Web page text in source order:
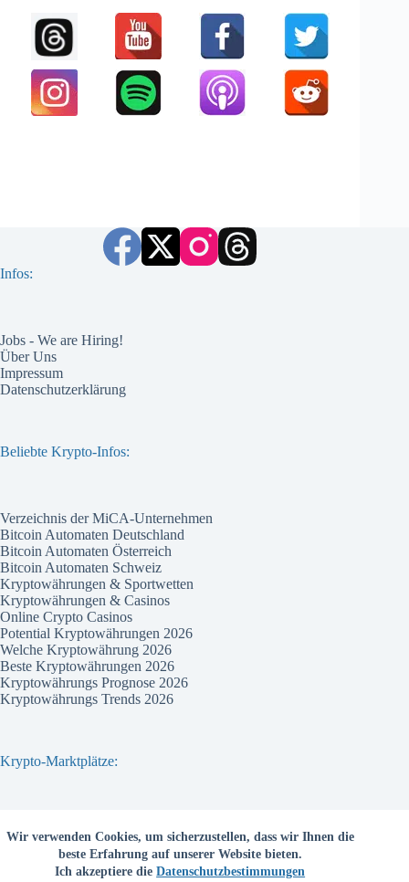
Wir verwenden Cookies, um sicherzustellen, dass wir Ihnen die
beste Erfahrung auf unserer Website bieten.
Ich akzeptiere dieDatenschutzbestimmungen
Infos:
Jobs - We are Hiring!
Über Uns
Impressum
Datenschutzerklärung
Beliebte Krypto-Infos:
Verzeichnis der MiCA-Unternehmen
Bitcoin Automaten Deutschland
Bitcoin Automaten Österreich
Bitcoin Automaten Schweiz
Kryptowährungen & Sportwetten
Kryptowährungen & Casinos
Online Crypto Casinos
Potential Kryptowährungen 2026
Welche Kryptowährung 2026
Beste Kryptowährungen 2026
Kryptowährungs Prognose 2026
Kryptowährungs Trends 2026
Krypto-Marktplätze:
Bitpanda
Bitcoin.de